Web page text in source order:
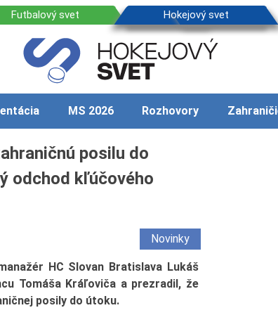
MS 2026 Rozhovory
posilu do
odchod kľúčového
Novinky
HC Slovan Bratislava Lukáš
Tomáša Kráľoviča a prezradil, že
posily do útoku.